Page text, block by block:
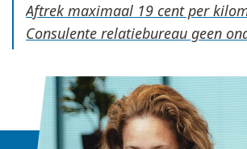
Aftrek maximaal 19 cent per
Consulente relatiebureau geen